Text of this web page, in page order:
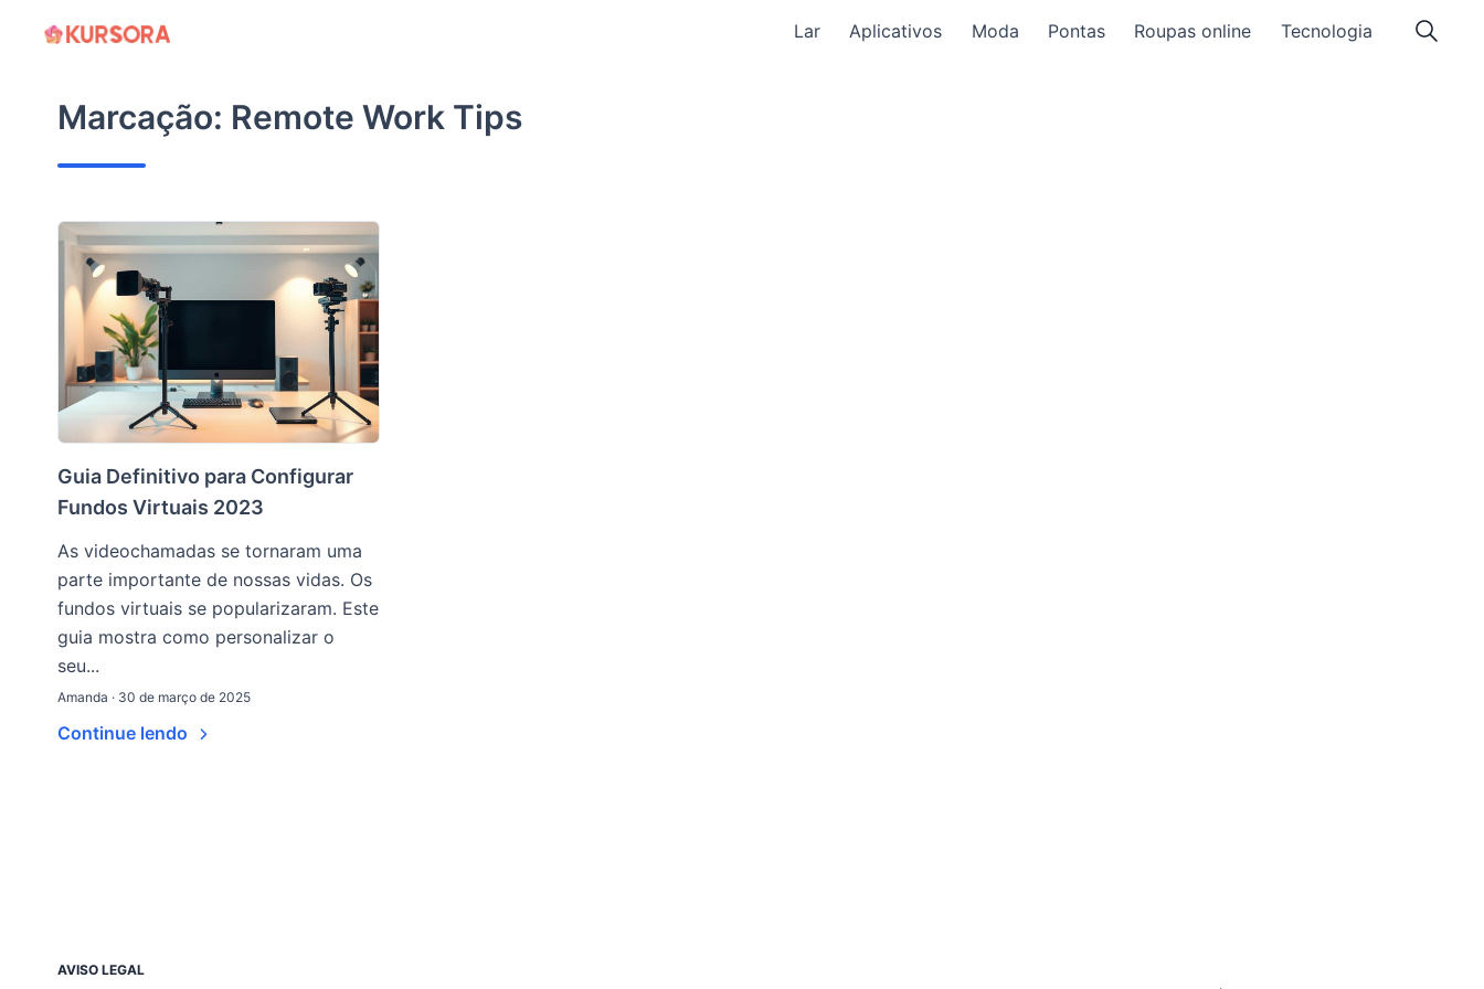
conteúdo
Lar Aplicativos Moda Pontas Roupas online Tecnologia
Marcação: Remote Work Tips
Guia Definitivo para Configurar
Fundos Virtuais 2023
As videochamadas se tornaram uma
parte importante de nossas vidas. Os
fundos virtuais se popularizaram. Este
guia mostra como personalizar o
seu...
Amanda · 30 de março de 2025
Continue lendo
AVISO LEGAL